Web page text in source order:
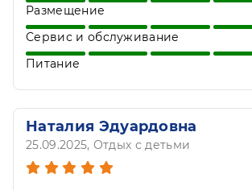
особая благодарность диджею
прекрасную подборку треков.
Размещение
Сервис и обслуживание
Питание
Наталия Эдуардовна
25.09.2025, Отдых с детьми